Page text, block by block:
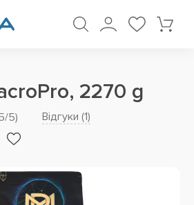
2270 g
/5) Відгуки (1)